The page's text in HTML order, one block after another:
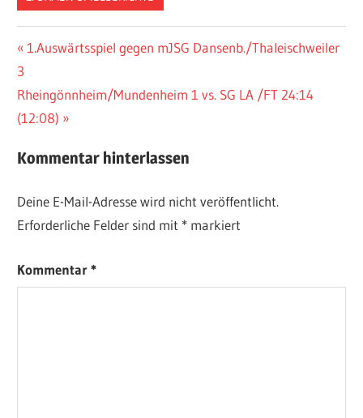
Beitragsnavigation
Vorheriger
1.Auswärtsspiel gegen mJSG Dansenb./Thaleischweiler
3
Nächster
Beitrag:
Rheingönnheim/Mundenheim 1 vs. SG LA /FT 24:14
(12:08)
Kommentar hinterlassen
Deine E-Mail-Adresse wird nicht veröffentlicht.
Erforderliche Felder sind mit * markiert
Kommentar*